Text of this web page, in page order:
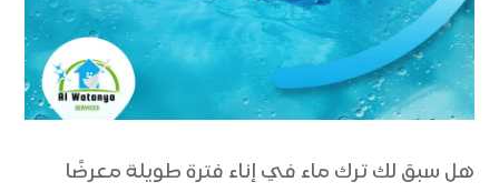
هل سبق لك ترك ماء في إناء فترة طويلة معرضًا